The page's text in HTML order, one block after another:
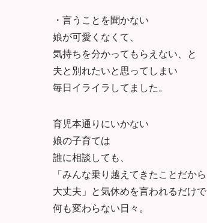
・言うことを聞かない
娘が可愛くなくて、
気持ちを分かってもらえない、と
夫と別れたいと思ってしまい
毎日イライラしてました。
育児本通りにいかない
娘の子育ては
誰に相談しても、
「みんな乗り越えてきたことだから
大丈夫」と気休めを言われるだけで
何も変わらない日々。